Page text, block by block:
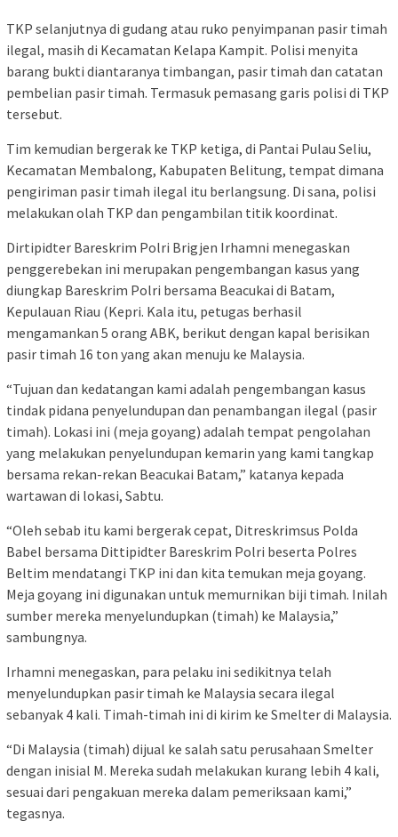
TKP selanjutnya di gudang atau ruko penyimpanan pasir timah
ilegal, masih di Kecamatan Kelapa Kampit. Polisi menyita
barang bukti diantaranya timbangan, pasir timah dan catatan
pembelian pasir timah. Termasuk pemasang garis polisi di TKP
tersebut.
Tim kemudian bergerak ke TKP ketiga, di Pantai Pulau Seliu,
Kecamatan Membalong, Kabupaten Belitung, tempat dimana
pengiriman pasir timah ilegal itu berlangsung. Di sana, polisi
melakukan olah TKP dan pengambilan titik koordinat.
Dirtipidter Bareskrim Polri Brigjen Irhamni menegaskan
penggerebekan ini merupakan pengembangan kasus yang
diungkap Bareskrim Polri bersama Beacukai di Batam,
Kepulauan Riau (Kepri. Kala itu, petugas berhasil
mengamankan 5 orang ABK, berikut dengan kapal berisikan
pasir timah 16 ton yang akan menuju ke Malaysia.
“Tujuan dan kedatangan kami adalah pengembangan kasus
tindak pidana penyelundupan dan penambangan ilegal (pasir
timah). Lokasi ini (meja goyang) adalah tempat pengolahan
yang melakukan penyelundupan kemarin yang kami tangkap
bersama rekan-rekan Beacukai Batam,” katanya kepada
wartawan di lokasi, Sabtu.
“Oleh sebab itu kami bergerak cepat, Ditreskrimsus Polda
Babel bersama Dittipidter Bareskrim Polri beserta Polres
Beltim mendatangi TKP ini dan kita temukan meja goyang.
Meja goyang ini digunakan untuk memurnikan biji timah. Inilah
sumber mereka menyelundupkan (timah) ke Malaysia,”
sambungnya.
Irhamni menegaskan, para pelaku ini sedikitnya telah
menyelundupkan pasir timah ke Malaysia secara ilegal
sebanyak 4 kali. Timah-timah ini di kirim ke Smelter di Malaysia.
“Di Malaysia (timah) dijual ke salah satu perusahaan Smelter
dengan inisial M. Mereka sudah melakukan kurang lebih 4 kali,
sesuai dari pengakuan mereka dalam pemeriksaan kami,”
tegasnya.